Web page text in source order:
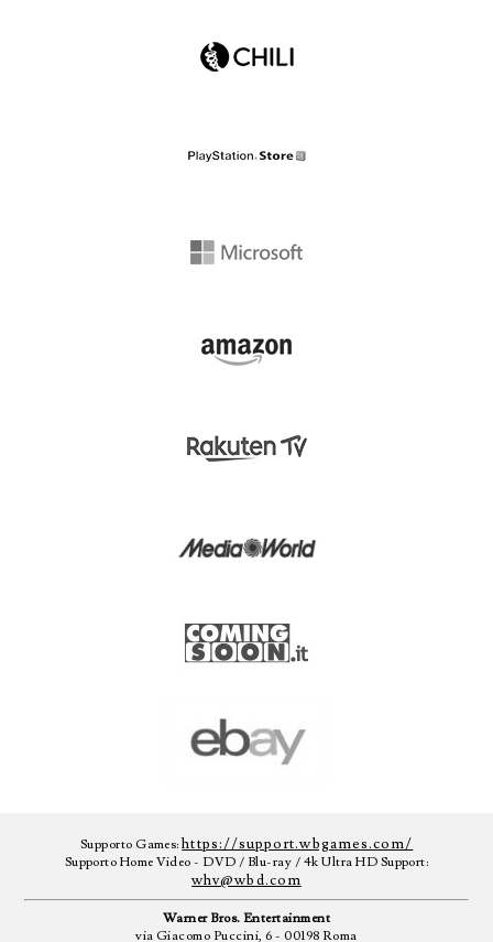
Supporto Games:https://support.wbgames.com/
Supporto Home Video - DVD / Blu-ray / 4k Ultra HD Support:
whv@wbd.com
Warner Bros. Entertainment
via Giacomo Puccini, 6 - 00198 Roma